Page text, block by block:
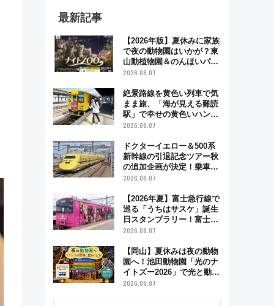
最新記事
【2026年版】夏休みに家族
で夜の動物園はいかが？東
山動植物園＆のんほいパー
ク「ナイトZOO」開催情報
2026.08.07
絶景路線を黄色い列車で気
まま旅、「海が見える難読
駅」で幸せの黄色いハンカ
チに願いを 「新・鉄道ひ
「島原鉄道」
2026.08.07
ドクターイエロー＆500系
新幹線の引退記念ツアー秋
の追加企画が決定！乗車体
験やグッズ・ホテル情報ま
2026.08.07
【2026年夏】富士急行線で
巡る「うちはサスケ」誕生
日スタンプラリー！富士急
ハイランド限定グルメ＆グ
2026.08.07
【岡山】夏休みは夜の動物
園へ！池田動物園「光のナ
イトズー2026」で光と動物
が彩る特別な夜
2026.08.07